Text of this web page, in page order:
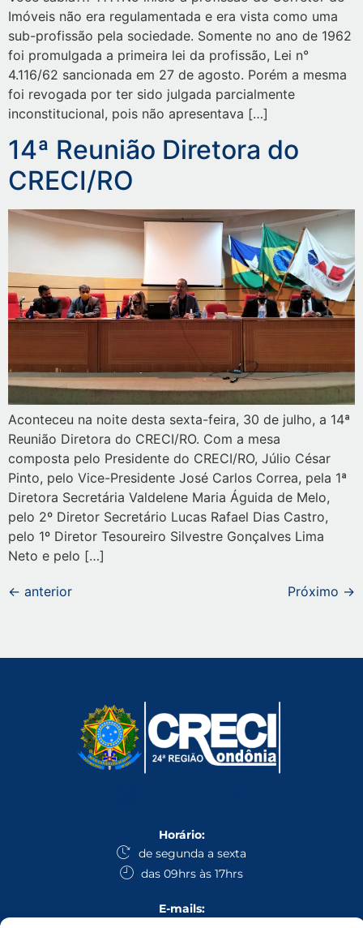
Imóveis não era regulamentada e era vista como uma
sub-profissão pela sociedade. Somente no ano de 1962
foi promulgada a primeira lei da profissão, Lei n°
4.116/62 sancionada em 27 de agosto. Porém a mesma
foi revogada por ter sido julgada parcialmente
inconstitucional, pois não apresentava […]
14ª Reunião Diretora do
CRECI/RO
Aconteceu na noite desta sexta-feira, 30 de julho, a 14ª
Reunião Diretora do CRECI/RO. Com a mesa
composta pelo Presidente do CRECI/RO, Júlio César
Pinto, pelo Vice-Presidente José Carlos Correa, pela 1ª
Diretora Secretária Valdelene Maria Águida de Melo,
pelo 2º Diretor Secretário Lucas Rafael Dias Castro,
pelo 1º Diretor Tesoureiro Silvestre Gonçalves Lima
Neto e pelo […]
← anterior Próximo →
Horário:
de segunda a sexta
das 09hrs às 17hrs
E-mails: